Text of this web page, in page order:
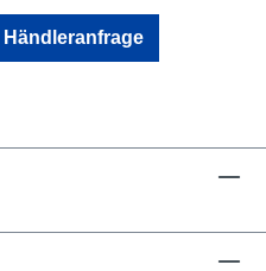
Händleranfrage